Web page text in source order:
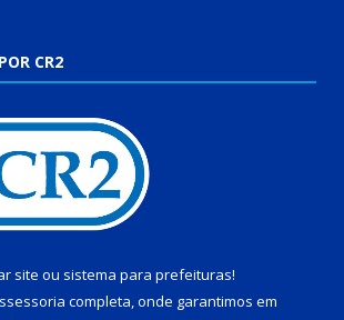
CR2
site ou sistema para prefeituras!
completa, onde garantimos em